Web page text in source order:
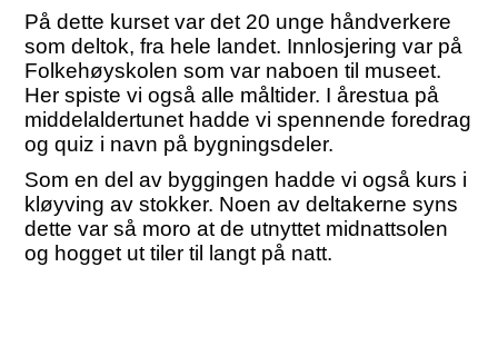
På dette kurset var det 20 unge håndverkere
som deltok, fra hele landet. Innlosjering var på
Folkehøyskolen som var naboen til museet.
Her spiste vi også alle måltider. I årestua på
middelaldertunet hadde vi spennende foredrag
og quiz i navn på bygningsdeler.
Som en del av byggingen hadde vi også kurs i
kløyving av stokker. Noen av deltakerne syns
dette var så moro at de utnyttet midnattsolen
og hogget ut tiler til langt på natt.